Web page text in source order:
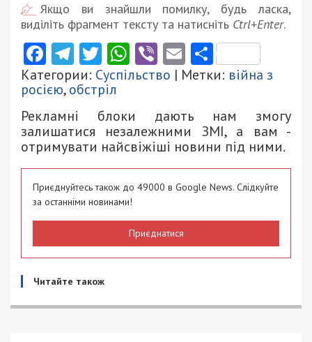
Якщо ви знайшли помилку, будь ласка,
виділіть фрагмент тексту та натисніть Ctrl+Enter.
Facebook
Telegram
Twitter
WhatsApp
ViberEmail
Категории: Суспільство | Метки: війна з
росією,обстріл
Рекламні блоки дають нам змогу
залишатися незалежними ЗМІ, а вам -
отримувати найсвіжіші новини під ними.
Приєднуйтесь також до 49000 в Google News. Слідкуйте
за останніми новинами!
Приєднатися
Читайте також